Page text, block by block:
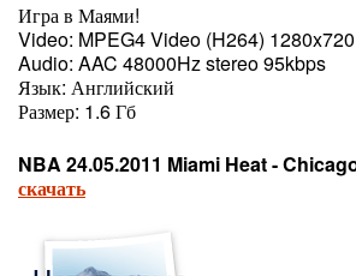
Игра в Маями!
Video: MPEG4 Video (H264)
Audio: AAC 48000Hz stereo 95kbps
Язык: Английский
Размер: 1.6 Гб
NBA 24.05.2011 Miami Heat -
скачать